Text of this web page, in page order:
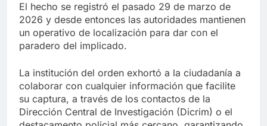
El hecho se registró el pasado 29 de marzo de
2026 y desde entonces las autoridades mantienen
un operativo de localización para dar con el
paradero del implicado.
La institución del orden exhortó a la ciudadanía a
colaborar con cualquier información que facilite
su captura, a través de los contactos de la
Dirección Central de Investigación (Dicrim) o el